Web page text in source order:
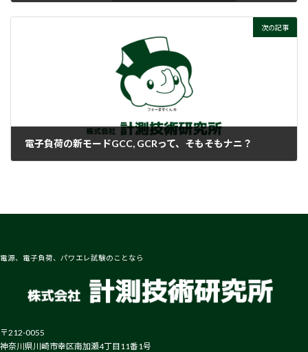
2024-02-07
次の記事
電子負荷の新モードGCC, GCRって、そもそもナニ？
2024-02-07
電源、電子負荷、パワエレ試験のことなら
〒212-0055
神奈川県川崎市幸区南加瀬4丁目11番1号